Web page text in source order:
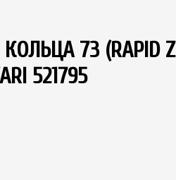
товар отсутствует73 (RAPID Z
521795